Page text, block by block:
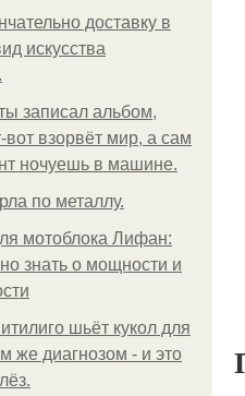
доставку в
искусства
записал альбом,
вот взорвёт мир, а сам
ночуешь в машине.
по металлу.
мотоблока Лифан:
знать о мощности и
шьёт кукол для
же диагнозом - и это